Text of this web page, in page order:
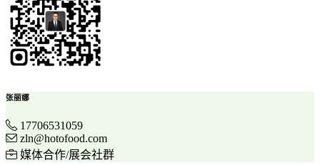
张丽娜
17706531059
zln@hotofood.com
媒体合作/展会社群